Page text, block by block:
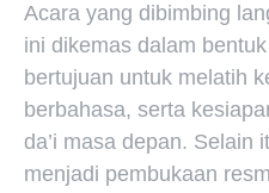
Acara yang dibimbing
ini dikemas dalam
bertujuan untuk melatih
berbahasa, serta
da’i masa depan. Selain
menjadi pembukaan